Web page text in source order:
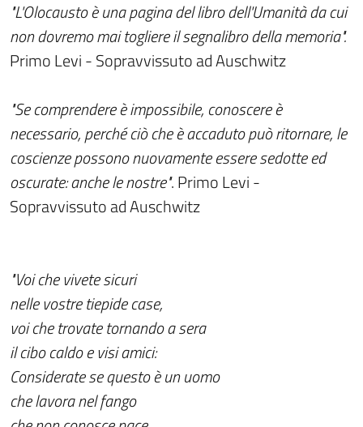
"L'Olocausto è una pagina del libro dell'Umanità da cui
non dovremo mai togliere il segnalibro della memoria".
Primo Levi - Sopravvissuto ad Auschwitz
"Se comprendere è impossibile, conoscere è
necessario, perché ciò che è accaduto può ritornare, le
coscienze possono nuovamente essere sedotte ed
oscurate: anche le nostre". Primo Levi -
Sopravvissuto ad Auschwitz
"Voi che vivete sicuri
nelle vostre tiepide case,
voi che trovate tornando a sera
il cibo caldo e visi amici:
Considerate se questo è un uomo
che lavora nel fango